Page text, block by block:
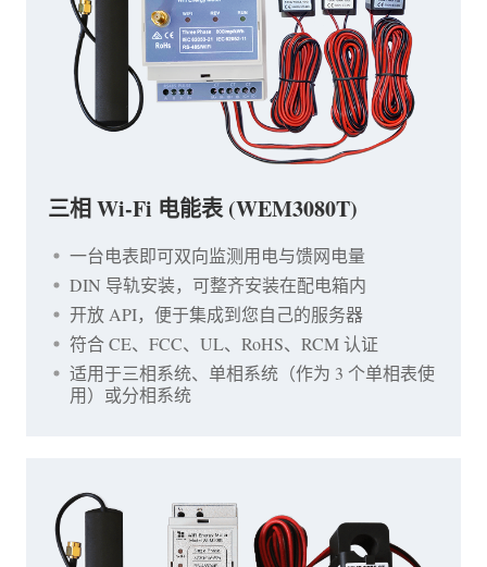
三相 Wi-Fi 电能表 (WEM3080T)
一台电表即可双向监测用电与馈网电量
DIN 导轨安装，可整齐安装在配电箱内
开放 API，便于集成到您自己的服务器
符合 CE、FCC、UL、RoHS、RCM 认证
适用于三相系统、单相系统（作为 3 个单相表使
用）或分相系统